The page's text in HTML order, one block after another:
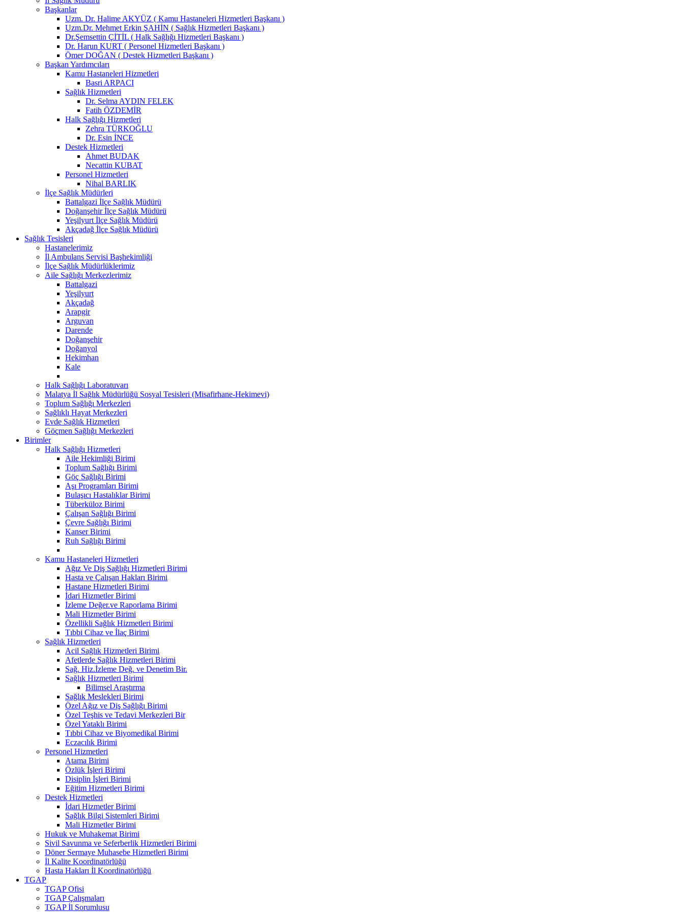
Başkanlar
Uzm. Dr. Halime AKYÜZ ( Kamu Hastaneleri Hizmetleri Başkanı )
Uzm.Dr. Mehmet Erkin ŞAHİN ( Sağlık Hizmetleri Başkanı )
Dr.Şemsettin ÇİTİL ( Halk Sağlığı Hizmetleri Başkanı )
Dr. Harun KURT ( Personel Hizmetleri Başkanı )
Ömer DOĞAN ( Destek Hizmetleri Başkanı )
Başkan Yardımcıları
Kamu Hastaneleri Hizmetleri
Basri ARPACI
Sağlık Hizmetleri
Dr. Selma AYDIN FELEK
Fatih ÖZDEMİR
Halk Sağlığı Hizmetleri
Zehra TÜRKOĞLU
Dr. Esin İNCE
Destek Hizmetleri
Ahmet BUDAK
Necattin KUBAT
Personel Hizmetleri
Nihal BARLIK
İlçe Sağlık Müdürleri
Battalgazi İlçe Sağlık Müdürü
Doğanşehir İlçe Sağlık Müdürü
Yeşilyurt İlçe Sağlık Müdürü
Akçadağ İlçe Sağlık Müdürü
Sağlık Tesisleri
Hastanelerimiz
İl Ambulans Servisi Başhekimliği
İlçe Sağlık Müdürlüklerimiz
Aile Sağlığı Merkezlerimiz
Battalgazi
Yeşilyurt
Akçadağ
Arapgir
Arguvan
Darende
Doğanşehir
Doğanyol
Hekimhan
Kale
Halk Sağlığı Laboratuvarı
Malatya İl Sağlık Müdürlüğü Sosyal Tesisleri (Misafirhane-Hekimevi)
Toplum Sağlığı Merkezleri
Sağlıklı Hayat Merkezleri
Evde Sağlık Hizmetleri
Göçmen Sağlığı Merkezleri
Birimler
Halk Sağlığı Hizmetleri
Aile Hekimliği Birimi
Toplum Sağlığı Birimi
Göç Sağlığı Birimi
Aşı Programları Birimi
Bulaşıcı Hastalıklar Birimi
Tüberküloz Birimi
Çalışan Sağlığı Birimi
Çevre Sağlığı Birimi
Kanser Birimi
Ruh Sağlığı Birimi
Kamu Hastaneleri Hizmetleri
Ağız Ve Diş Sağlığı Hizmetleri Birimi
Hasta ve Çalışan Hakları Birimi
Hastane Hizmetleri Birimi
İdari Hizmetler Birimi
İzleme Değer.ve Raporlama Birimi
Mali Hizmetler Birimi
Özellikli Sağlık Hizmetleri Birimi
Tıbbi Cihaz ve İlaç Birimi
Sağlık Hizmetleri
Acil Sağlık Hizmetleri Birimi
Afetlerde Sağlık Hizmetleri Birimi
Sağ. Hiz.İzleme Değ. ve Denetim Bir.
Sağlık Hizmetleri Birimi
Bilimsel Araştırma
Sağlık Meslekleri Birimi
Özel Ağız ve Diş Sağlığı Birimi
Özel Teşhis ve Tedavi Merkezleri Bir
Özel Yataklı Birimi
Tıbbi Cihaz ve Biyomedikal Birimi
Eczacılık Birimi
Personel Hizmetleri
Atama Birimi
Özlük İşleri Birimi
Disiplin İşleri Birimi
Eğitim Hizmetleri Birimi
Destek Hizmetleri
İdari Hizmetler Birimi
Sağlık Bilgi Sistemleri Birimi
Mali Hizmetler Birimi
Hukuk ve Muhakemat Birimi
Sivil Savunma ve Seferberlik Hizmetleri Birimi
Döner Sermaye Muhasebe Hizmetleri Birimi
İl Kalite Koordinatörlüğü
Hasta Hakları İl Koordinatörlüğü
TGAP
TGAP Ofisi
TGAP Çalışmaları
TGAP İl Sorumlusu